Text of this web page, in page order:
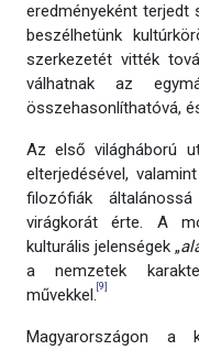
eredményeként terjedt
beszélhetünk
szerkezetét vitték
válhatnak az
összehasonlíthatóvá,
Az első világháború
elterjedésével,
filozófiák
virágkorát érte. A
kulturális jelenségek „
a nemzetek
művekkel. [9]
Magyarországon a